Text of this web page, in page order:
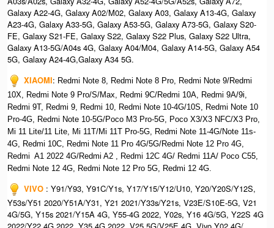
Galaxy A22-4G, Galaxy A02/M02, Galaxy A03, Galaxy A13-4G, Galaxy
A23-4G, Galaxy A33-5G, Galaxy A53-5G, Galaxy A73-5G, Galaxy S20-
FE, Galaxy S21-FE, Galaxy S22, Galaxy S22 Plus, Galaxy S22 Ultra,
Galaxy A13-5G/A04s 4G, Galaxy A04/M04, Galaxy A14-5G, Galaxy A54
5G, Galaxy A24-4G,Galaxy A34 5G.
XIAOMI: Redmi Note 8, Redmi Note 8 Pro, Redmi Note 9/Redmi
10X, Redmi Note 9 Pro/S/Max, Redmi 9C/Redmi 10A, Redmi 9A/9i,
Redmi 9T, Redmi 9, Redmi 10, Redmi Note 10-4G/10S, Redmi Note 10
Pro-4G, Redmi Note 10-5G/Poco M3 Pro-5G, Poco X3/X3 NFC/X3 Pro,
Mi 11 Lite/11 Lite, Mi 11T/Mi 11T Pro-5G, Redmi Note 11-4G/Note 11s-
4G, Redmi 10C, Redmi Note 11 Pro 4G/5G/Redmi Note 12 Pro 4G,
Redmi A1 2022 4G/Redmi A2 , Redmi 12C 4G/ Redmi 11A/ Poco C55,
Redmi Note 12 4G, Redmi Note 12 Pro 5G, Redmi 12 4G.
VIVO : Y91/Y93, Y91C/Y1s, Y17/Y15/Y12/U10, Y20/Y20S/Y12S,
Y53s/Y51 2020/Y51A/Y31, Y21 2021/Y33s/Y21s, V23E/S10E-5G, V21
4G/5G, Y15s 2021/Y15A 4G, Y55-4G 2022, Y02s, Y16 4G/5G, Y22S 4G